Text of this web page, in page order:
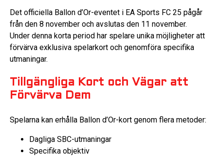
Det officiella Ballon d’Or-eventet i EA Sports FC 25 pågår
från den 8 november och avslutas den 11 november.
Under denna korta period har spelare unika möjligheter att
förvärva exklusiva spelarkort och genomföra specifika
utmaningar.
Tillgängliga Kort och Vägar att
Förvärva Dem
Spelarna kan erhålla Ballon d’Or-kort genom flera metoder:
Dagliga SBC-utmaningar
Specifika objektiv